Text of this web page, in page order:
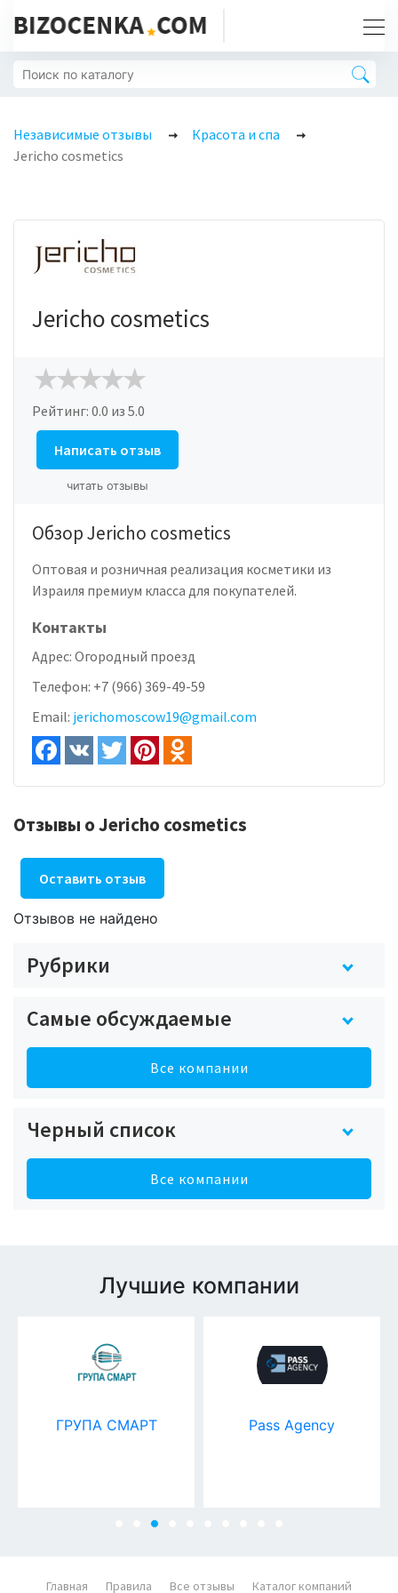
Независимые отзывы
Красота и спа
Jericho cosmetics
Jericho cosmetics
Рейтинг: 0.0 из 5.0
Написать отзыв
читать отзывы
Обзор Jericho cosmetics
Оптовая и розничная реализация косметики из
Израиля премиум класса для покупателей.
Контакты
Адрес: Огородный проезд
Телефон: +7 (966) 369-49-59
Email: jerichomoscow19@gmail.com
Отзывы о Jericho cosmetics
Оставить отзыв
Отзывов не найдено
Рубрики
Самые обсуждаемые
Все компании
Черный список
Все компании
Лучшие компании
ГРУПА СМАРТ Pass Agency
Главная Правила Все отзывы Каталог компаний